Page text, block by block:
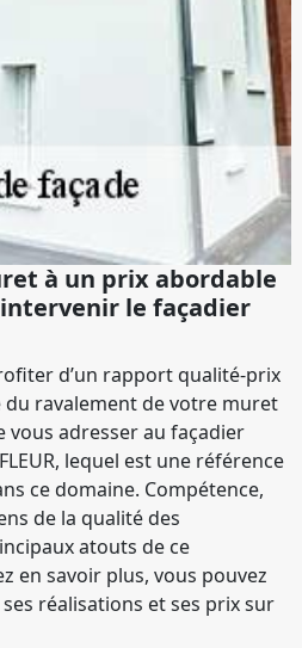
à un prix abordable
le façadier
d’un rapport qualité-prix
ravalement de votre muret
vous adresser au façadier
lequel est une référence
ce domaine. Compétence,
de la qualité des
atouts de ce
en savoir plus, vous pouvez
ses réalisations et ses prix sur